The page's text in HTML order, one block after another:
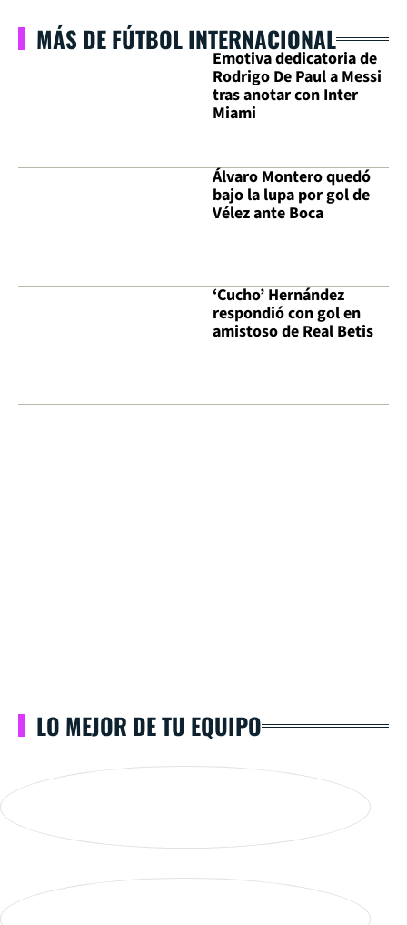
MÁS DE FÚTBOL INTERNACIONAL
Emotiva dedicatoria de
Rodrigo De Paul a Messi
tras anotar con Inter
Miami
Álvaro Montero quedó
bajo la lupa por gol de
Vélez ante Boca
‘Cucho’ Hernández
respondió con gol en
amistoso de Real Betis
LO MEJOR DE TU EQUIPO